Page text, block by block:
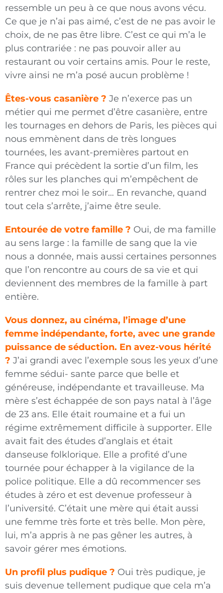
ressemble un peu à ce que nous avons vécu.
Ce que je n’ai pas aimé, c’est de ne pas avoir le
choix, de ne pas être libre. C’est ce qui m’a le
plus contrariée : ne pas pouvoir aller au
restaurant ou voir certains amis. Pour le reste,
vivre ainsi ne m’a posé aucun problème !
Êtes-vous casanière ? Je n’exerce pas un
métier qui me permet d’être casanière, entre
les tournages en dehors de Paris, les pièces qui
nous emmènent dans de très longues
tournées, les avant-premières partout en
France qui précèdent la sortie d’un film, les
rôles sur les planches qui m’empêchent de
rentrer chez moi le soir… En revanche, quand
tout cela s’arrête, j’aime être seule.
Entourée de votre famille ? Oui, de ma famille
au sens large : la famille de sang que la vie
nous a donnée, mais aussi certaines personnes
que l’on rencontre au cours de sa vie et qui
deviennent des membres de la famille à part
entière.
Vous donnez, au cinéma, l’image d’une
femme indépendante, forte, avec une grande
puissance de séduction. En avez-vous hérité
? J’ai grandi avec l’exemple sous les yeux d’une
femme sédui- sante parce que belle et
généreuse, indépendante et travailleuse. Ma
mère s’est échappée de son pays natal à l’âge
de 23 ans. Elle était roumaine et a fui un
régime extrêmement difficile à supporter. Elle
avait fait des études d’anglais et était
danseuse folklorique. Elle a profité d’une
tournée pour échapper à la vigilance de la
police politique. Elle a dû recommencer ses
études à zéro et est devenue professeur à
l’université. C’était une mère qui était aussi
une femme très forte et très belle. Mon père,
lui, m’a appris à ne pas gêner les autres, à
savoir gérer mes émotions.
Un profil plus pudique ? Oui très pudique, je
suis devenue tellement pudique que cela m’a